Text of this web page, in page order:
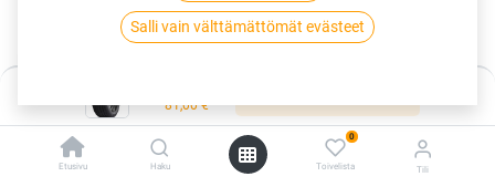
81,00€
Etusivu Haku
0
Toivelista Tili
ELITE2 XL RPSalli vain välttämättömät evästeet